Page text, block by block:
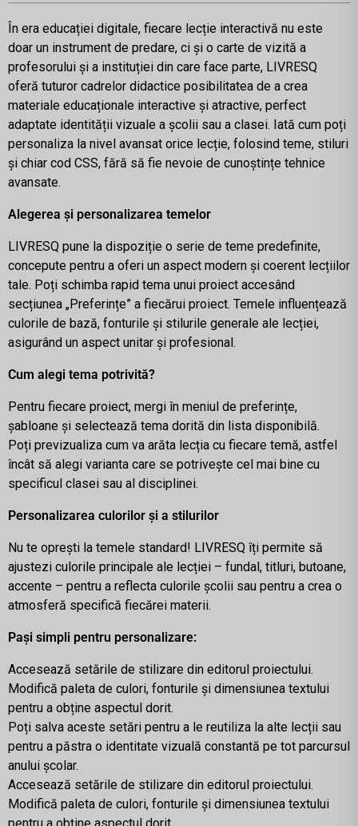
În era educației digitale, fiecare lecție interactivă nu este
doar un instrument de predare, ci și o carte de vizită a
profesorului și a instituției din care face parte, LIVRESQ
oferă tuturor cadrelor didactice posibilitatea de a crea
materiale educaționale interactive și atractive, perfect
adaptate identității vizuale a școlii sau a clasei. Iată cum poți
personaliza la nivel avansat orice lecție, folosind teme, stiluri
și chiar cod CSS, fără să fie nevoie de cunoștințe tehnice
avansate.
Alegerea și personalizarea temelor
LIVRESQ pune la dispoziție o serie de teme predefinite,
concepute pentru a oferi un aspect modern și coerent lecțiilor
tale. Poți schimba rapid tema unui proiect accesând
secțiunea „Preferințe” a fiecărui proiect. Temele influențează
culorile de bază, fonturile și stilurile generale ale lecției,
asigurând un aspect unitar și profesional.
Cum alegi tema potrivită?
Pentru fiecare proiect, mergi în meniul de preferințe,
șabloane și selectează tema dorită din lista disponibilă.
Poți previzualiza cum va arăta lecția cu fiecare temă, astfel
încât să alegi varianta care se potrivește cel mai bine cu
specificul clasei sau al disciplinei.
Personalizarea culorilor și a stilurilor
Nu te oprești la temele standard! LIVRESQ îți permite să
ajustezi culorile principale ale lecției – fundal, titluri, butoane,
accente – pentru a reflecta culorile școlii sau pentru a crea o
atmosferă specifică fiecărei materii.
Pași simpli pentru personalizare:
Accesează setările de stilizare din editorul proiectului.
Modifică paleta de culori, fonturile și dimensiunea textului
pentru a obține aspectul dorit.
Poți salva aceste setări pentru a le reutiliza la alte lecții sau
pentru a păstra o identitate vizuală constantă pe tot parcursul
anului școlar.
Accesează setările de stilizare din editorul proiectului.
Modifică paleta de culori, fonturile și dimensiunea textului